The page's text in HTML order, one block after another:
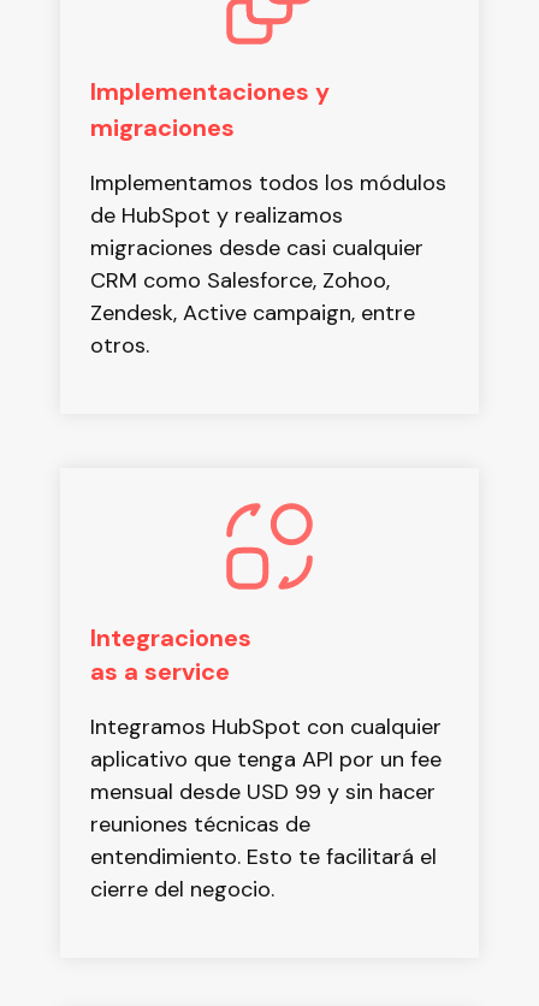
Implementaciones y
migraciones
Implementamos todos los módulos
de HubSpot y realizamos
migraciones desde casi cualquier
CRM como Salesforce, Zohoo,
Zendesk, Active campaign, entre
otros.
Integraciones
as a service
Integramos HubSpot con cualquier
aplicativo que tenga API por un fee
mensual desde USD 99 y sin hacer
reuniones técnicas de
entendimiento. Esto te facilitará el
cierre del negocio.